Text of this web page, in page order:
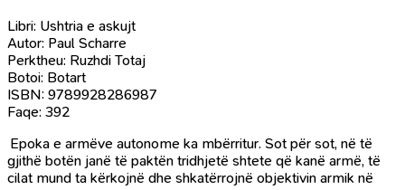
Libri: Ushtria e askujt
Autor: Paul Scharre
Perktheu: Ruzhdi Totaj
Botoi: Botart
ISBN: 9789928286987
Faqe: 392
Epoka e armëve autonome ka mbërritur. Sot për sot, në të
gjithë botën janë të paktën tridhjetë shtete që kanë armë, të
cilat mund ta kërkojnë dhe shkatërrojnë objektivin armik në